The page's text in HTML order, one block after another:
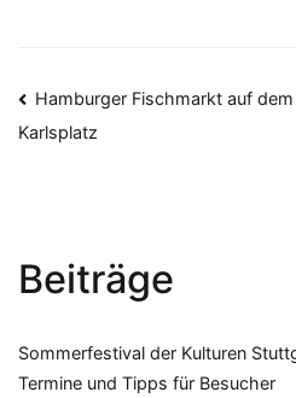
Hamburger Fischmarkt auf dem
Karlsplatz
Beiträge
Sommerfestival der Kulturen
Termine und Tipps für Besucher